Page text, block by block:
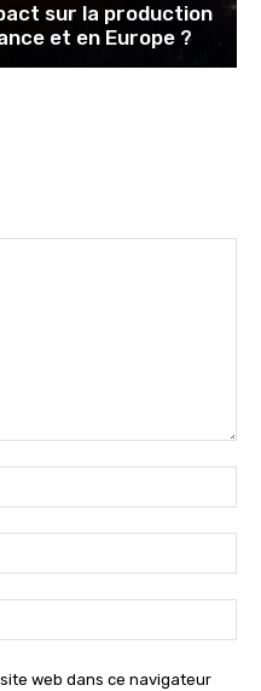
sur la production
et en Europe ?
:*
:*
:
web dans ce navigateur